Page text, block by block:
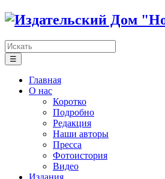
☰
Главная
О нас
Коротко
Подробно
Редакция
Наши авторы
Пресса
Фотоистория
Видео
Издания